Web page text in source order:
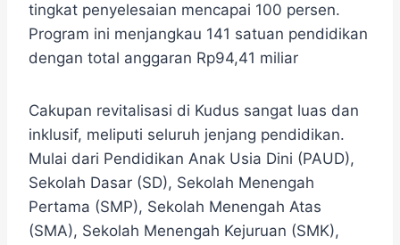
tingkat penyelesaian mencapai 100 persen.
Program ini menjangkau 141 satuan pendidikan
dengan total anggaran Rp94,41 miliar
Cakupan revitalisasi di Kudus sangat luas dan
inklusif, meliputi seluruh jenjang pendidikan.
Mulai dari Pendidikan Anak Usia Dini (PAUD),
Sekolah Dasar (SD), Sekolah Menengah
Pertama (SMP), Sekolah Menengah Atas
(SMA), Sekolah Menengah Kejuruan (SMK),